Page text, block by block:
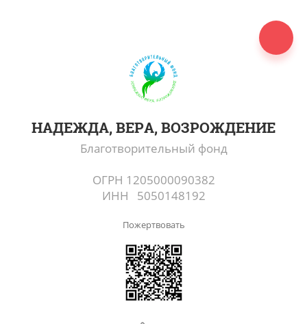
НАДЕЖДА, ВЕРА, ВОЗРОЖДЕНИЕ
Благотворительный фонд
ОГРН 1205000090382
ИНН 5050148192
Пожертвовать